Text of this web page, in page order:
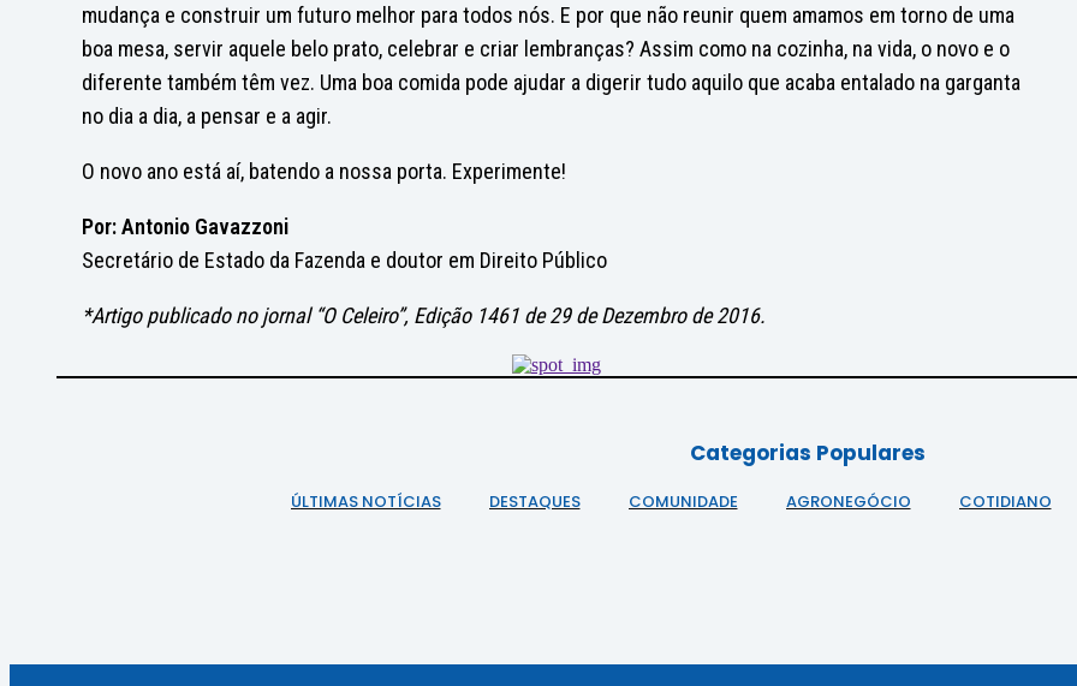
mudança e construir um futuro melhor para todos nós. E por que não reunir quem amamos em torno de uma
boa mesa, servir aquele belo prato, celebrar e criar lembranças? Assim como na cozinha, na vida, o novo e o
diferente também têm vez. Uma boa comida pode ajudar a digerir tudo aquilo que acaba entalado na garganta
no dia a dia, a pensar e a agir.
O novo ano está aí, batendo a nossa porta. Experimente!
Por: Antonio Gavazzoni
Secretário de Estado da Fazenda e doutor em Direito Público
*Artigo publicado no jornal “O Celeiro”, Edição 1461 de 29 de Dezembro de 2016.
Categorias Populares
ÚLTIMAS NOTÍCIAS DESTAQUES COMUNIDADE AGRONEGÓCIO COTIDIANO